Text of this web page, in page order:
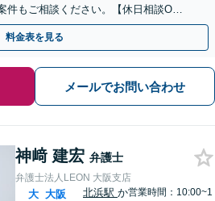
件もご相談ください。【休日相談OK
弁護士歴20年以上】
料金表を見る
メールでお問い合わせ
神﨑 建宏 弁護士
弁護士法人LEON 大阪支店
大 大阪
北浜駅か営業時間：10:00~1